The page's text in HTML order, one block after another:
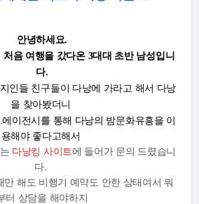
안녕하세요.
처음 여행을 갔다온 3대대 초반 남성입니
다.
인들 친구들이 다낭에 가라고 해서 다낭
을 찾아봤더니
이전시를 통해 다낭의 밤문화유흥을 이
용해야 좋다고해서
다낭킹 사이트에 들어가 문의 드렸습니
다.
만 해도 비행기 예약도 안한 상태여서 뭐
터 상담을 해야하지